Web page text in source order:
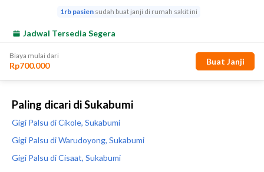
Paling dicari di Sukabumi
Gigi Palsu di Cikole, Sukabumi
Gigi Palsu di Warudoyong, Sukabumi
Gigi Palsu di Cisaat, Sukabumi